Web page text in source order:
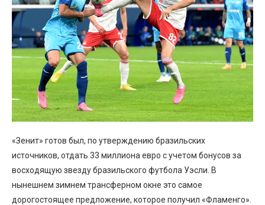
«Зенит» готов был, по утверждению бразильских
источников, отдать 33 миллиона евро с учетом бонусов за
восходящую звезду бразильского футбола Уэсли. В
нынешнем зимнем трансферном окне это самое
дорогостоящее предложение, которое получил «Фламенго».